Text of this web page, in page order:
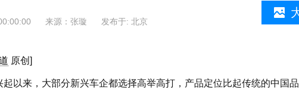
来源： 张璇 发布于: 北京
原创]
来，大部分新兴车企都选择高举高打，产品定位比起传统的中国